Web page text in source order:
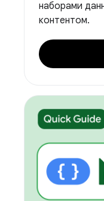
наборами
контентом.